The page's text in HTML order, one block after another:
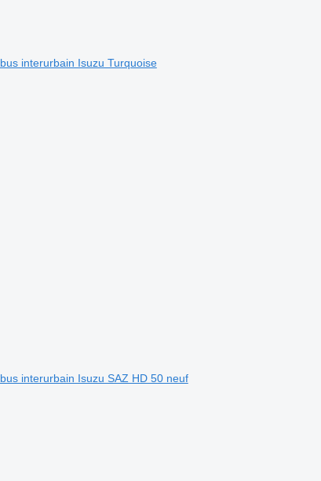
bus interurbain Isuzu Turquoise
bus interurbain Isuzu SAZ HD 50 neuf